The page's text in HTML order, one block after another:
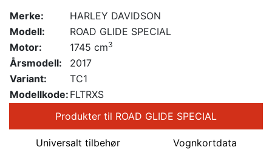
Merke:
HARLEY DAVIDSON
Modell:
ROAD GLIDE SPECIAL
Motor:
1745 cm3
Årsmodell:
2017
Variant:
TC1
Modellkode: FLTRXS
Produkter til ROAD GLIDE SPECIAL
Universalt tilbehør Vognkortdata